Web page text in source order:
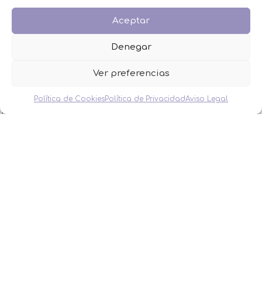
Aceptar
Denegar
Ver preferencias
Política de CookiesPolítica de PrivacidadAviso Legal
HOMBRES
MINIPERFUMES
OTROS EVENTOS
THE FRUIT COMPANY